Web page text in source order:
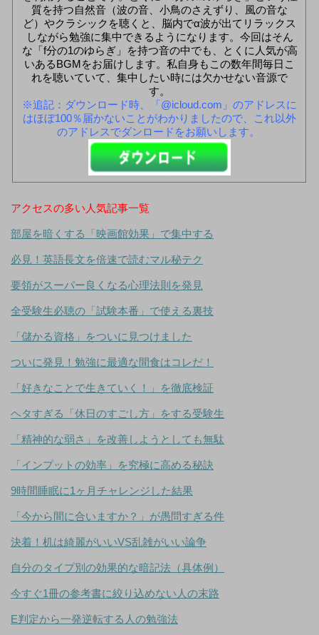
質を持つ自然音（波の音、小鳥のさえずり、風の音な
ど）やクラシックを聴くと、脳内でα波が出てリラックス
しながら勉強に集中できるようになります。今回はそん
な「f分の1のゆらぎ」を持つ音の中でも、とくに人気が高
いあるBGMをお届けします。私自身もこの数年間毎日こ
れを聴いていて、集中したい時には欠かせない音源で
す。
※追記：ダウンロード時、「@icloud.com」のアドレスに
はほぼ100％届かないことがわかりましたので、これ以外
のアドレスでダンロードをお願いします。
アクセスの多い人気記事一覧
部屋を暗くする「映画館効果」で集中する
必見！英語長文を倍速で読むマル秘テク
要領がスーパー良くなる心理法則を発見
全受験生必聴の「試験本番」で使える裏技
「儲かる資格」をついに見つけました
ついに発見！勉強に最適な間食はコレだ！
「好きなことで生きていく！」を徹底検証
ヘタすぎる「休日のすごし方」をする受験生
「精神的な弱さ」を改善しようとしても無駄
「インプットの効率」を究極に高める秘訣
9時間睡眠に1ヶ月チャレンジした結果
「今から間に合いますか？」が愚問すぎる件
決着！机は綺麗がいいVS乱雑がいい論争
自分のタイプ別の効果的な暗記法（具体例）
今すぐ1冊の参考書に絞り込めない人の末路
E判定から一発逆転する人の勉強法